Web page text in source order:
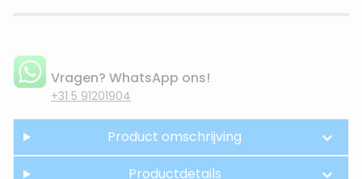
Vragen? WhatsApp ons!
+31 5 91201904
Product omschrijving
Productdetails